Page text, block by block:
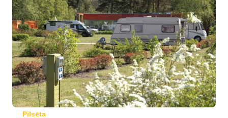
Pilsēta